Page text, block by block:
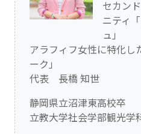
セカン
ニティ
ュ」
アラフィフ女性に特化し
ーク」
代表 長橋 知世
静岡県立沼津東高校卒
立教大学社会学部観光学